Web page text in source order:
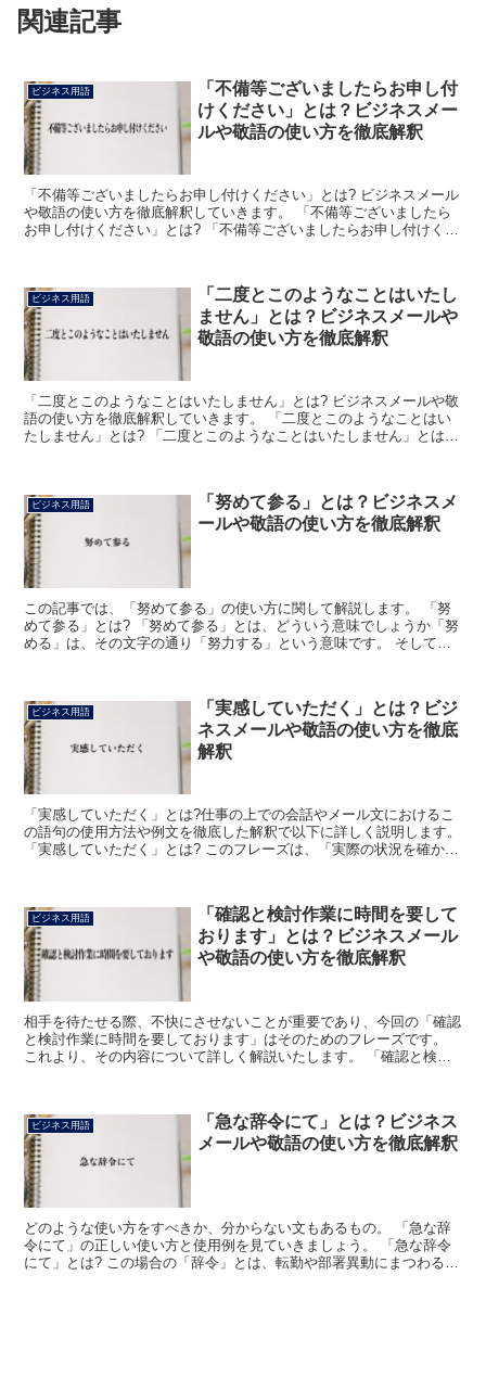
関連記事
ビジネス用語
「不備等ございましたらお申し付
けください」とは？ビジネスメー
ルや敬語の使い方を徹底解釈
「不備等ございましたらお申し付けください」とは? ビジネスメール
や敬語の使い方を徹底解釈していきます。 「不備等ございましたら
お申し付けください」とは? 「不備等ございましたらお申し付けくだ
ビジネス用語
「二度とこのようなことはいたし
ません」とは？ビジネスメールや
敬語の使い方を徹底解釈
「二度とこのようなことはいたしません」とは? ビジネスメールや敬
語の使い方を徹底解釈していきます。 「二度とこのようなことはい
たしません」とは? 「二度とこのようなことはいたしません」とは、
ビジネス用語
「努めて参る」とは？ビジネスメ
ールや敬語の使い方を徹底解釈
この記事では、「努めて参る」の使い方に関して解説します。 「努
めて参る」とは? 「努めて参る」とは、どういう意味でしょうか「努
める」は、その文字の通り「努力する」という意味です。 そして、
ビジネス用語
「実感していただく」とは？ビジ
ネスメールや敬語の使い方を徹底
解釈
「実感していただく」とは?仕事の上での会話やメール文におけるこ
の語句の使用方法や例文を徹底した解釈で以下に詳しく説明します。
「実感していただく」とは? このフレーズは、「実際の状況を確かめ
ビジネス用語
「確認と検討作業に時間を要して
おります」とは？ビジネスメール
や敬語の使い方を徹底解釈
相手を待たせる際、不快にさせないことが重要であり、今回の「確認
と検討作業に時間を要しております」はそのためのフレーズです。
これより、その内容について詳しく解説いたします。 「確認と検討
ビジネス用語
「急な辞令にて」とは？ビジネス
メールや敬語の使い方を徹底解釈
どのような使い方をすべきか、分からない文もあるもの。 「急な辞
令にて」の正しい使い方と使用例を見ていきましょう。 「急な辞令
にて」とは? この場合の「辞令」とは、転勤や部署異動にまつわるト